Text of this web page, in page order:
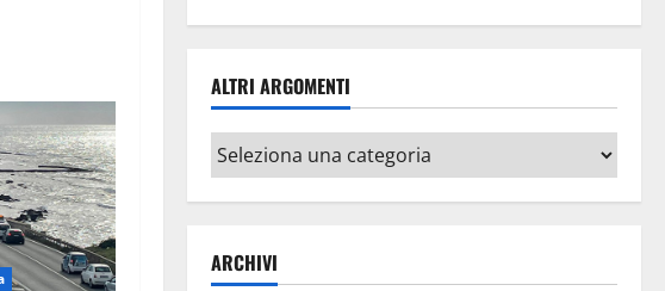
ALTRI ARGOMENTI
Altri
argomenti
ARCHIVI